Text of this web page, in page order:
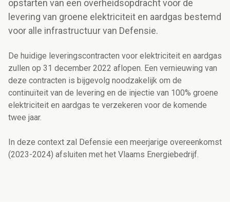
opstarten van een overheidsopdracht voor de
levering van groene elektriciteit en aardgas bestemd
voor alle infrastructuur van Defensie.
De huidige leveringscontracten voor elektriciteit en aardgas
zullen op 31 december 2022 aflopen. Een vernieuwing van
deze contracten is bijgevolg noodzakelijk om de
continuïteit van de levering en de injectie van 100% groene
elektriciteit en aardgas te verzekeren voor de komende
twee jaar.
In deze context zal Defensie een meerjarige overeenkomst
(2023-2024) afsluiten met het Vlaams Energiebedrijf.